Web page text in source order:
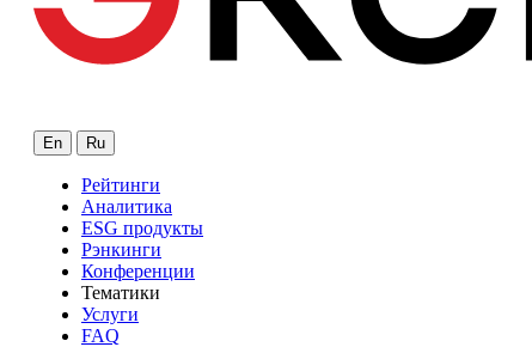
En Ru
Рейтинги
Аналитика
ESG продукты
Рэнкинги
Конференции
Тематики
Услуги
FAQ